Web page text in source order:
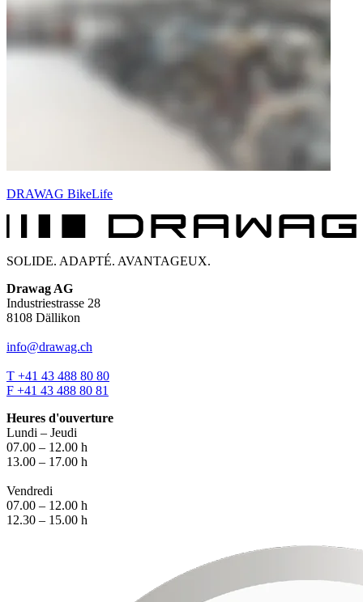
DRAWAG BikeLife
SOLIDE. ADAPTÉ. AVANTAGEUX.
Drawag AG
Industriestrasse 28
8108 Dällikon
info@drawag.ch
T +41 43 488 80 80
F +41 43 488 80 81
Heures d'ouverture
Lundi – Jeudi
07.00 – 12.00 h
13.00 – 17.00 h
Vendredi
07.00 – 12.00 h
12.30 – 15.00 h